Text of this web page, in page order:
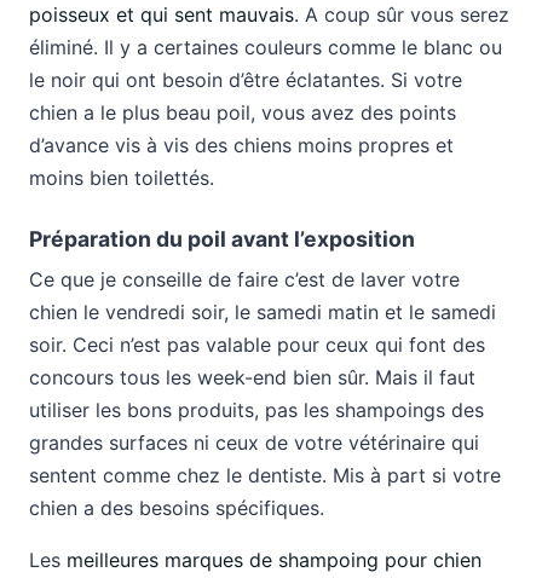
poisseux et qui sent mauvais. A coup sûr vous serez
éliminé. Il y a certaines couleurs comme le blanc ou
le noir qui ont besoin d’être éclatantes. Si votre
chien a le plus beau poil, vous avez des points
d’avance vis à vis des chiens moins propres et
moins bien toilettés.
Préparation du poil avant l’exposition
Ce que je conseille de faire c’est de laver votre
chien le vendredi soir, le samedi matin et le samedi
soir. Ceci n’est pas valable pour ceux qui font des
concours tous les week-end bien sûr. Mais il faut
utiliser les bons produits, pas les shampoings des
grandes surfaces ni ceux de votre vétérinaire qui
sentent comme chez le dentiste. Mis à part si votre
chien a des besoins spécifiques.
Les meilleures marques de shampoing pour chien